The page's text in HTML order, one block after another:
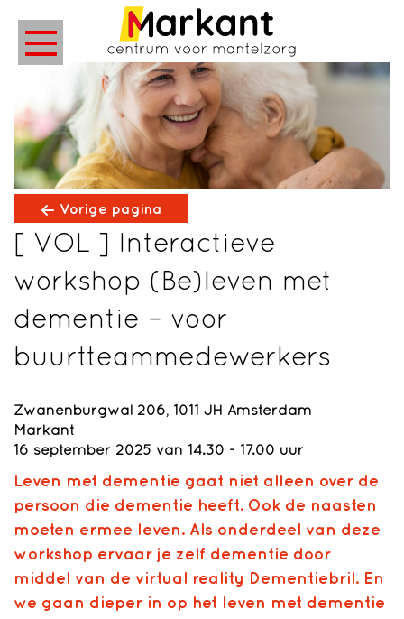
Vorige pagina
[ VOL ] Interactieve
workshop (Be)leven met
dementie – voor
buurtteammedewerkers
Zwanenburgwal 206, 1011 JH Amsterdam
Markant
16 september 2025 van 14.30 - 17.00 uur
Leven met dementie gaat niet alleen over de
persoon die dementie heeft. Ook de naasten
moeten ermee leven. Als onderdeel van deze
workshop ervaar je zelf dementie door
middel van de virtual reality Dementiebril. En
we gaan dieper in op het leven met dementie